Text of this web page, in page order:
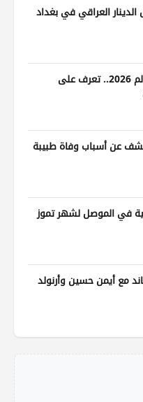
الدينار العراقي في بغداد
من ودية الأربعاء إلى كأس العالم 2026.. تعرف على
عن أسباب وفاة طبيبة
في الموصل لشهر تموز
مع أيمن حسين وأرنولد